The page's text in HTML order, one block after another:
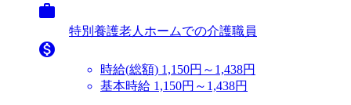

特別養護老人ホームでの介護職員

時給(総額) 1,150円～1,438円
基本時給 1,150円～1,438円